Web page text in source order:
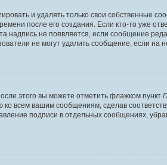
и удалять только свои собственные
после его создания. Если кто-то уже
надпись не появляется, если сообщение
не могут удалить сообщение, если на
этого вы можете отметить флажком пункт
всем вашим сообщениям, сделав
подписи в отдельных сообщениях,